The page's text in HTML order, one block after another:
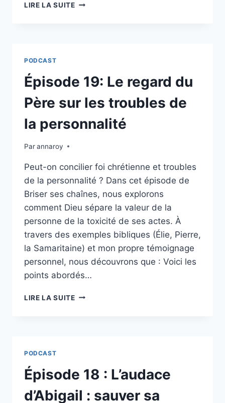
LIRE LA SUITEÉPISODE
L’INGRATITUDE,
SECRET
JÉSUS
LÉPREUX
PODCAST
Épisode 19: Le regard du
Père sur les troubles de
la personnalité
Parannaroy
Peut-on concilier foi chrétienne et troubles
de la personnalité ? Dans cet épisode de
Briser ses chaînes, nous explorons
comment Dieu sépare la valeur de la
personne de la toxicité de ses actes. À
travers des exemples bibliques (Élie, Pierre,
la Samaritaine) et mon propre témoignage
personnel, nous découvrons que : Voici les
points abordés…
LIRE LA SUITEÉPISODE
LES
TROUBLES
DE
LA
PODCAST
Épisode 18 : L’audace
d’Abigail : sauver sa